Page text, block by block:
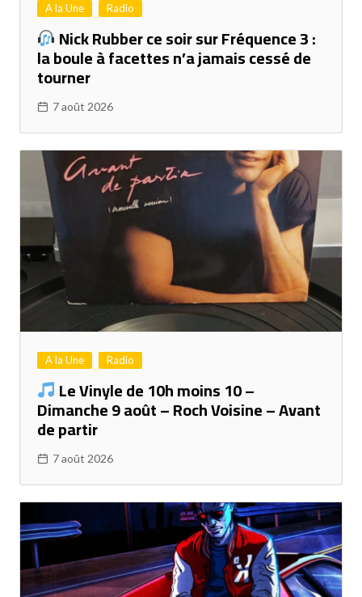
A la Une Radio
Nick Rubber ce soir sur Fréquence 3 :
la boule à facettes n’a jamais cessé de
tourner
7 août 2026
A la Une Radio
Le Vinyle de 10h moins 10 –
Dimanche 9 août – Roch Voisine – Avant
de partir
7 août 2026